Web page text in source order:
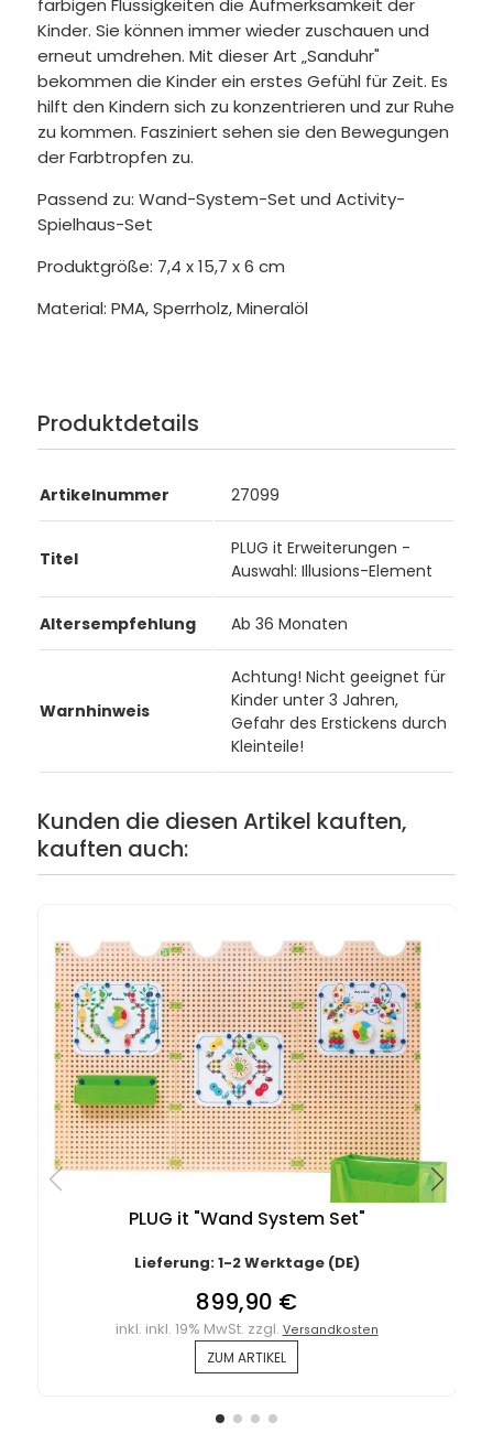
farbigen Flüssigkeiten die Aufmerksamkeit der
Kinder. Sie können immer wieder zuschauen und
erneut umdrehen. Mit dieser Art „Sanduhr"
bekommen die Kinder ein erstes Gefühl für Zeit. Es
hilft den Kindern sich zu konzentrieren und zur Ruhe
zu kommen. Fasziniert sehen sie den Bewegungen
der Farbtropfen zu.
Passend zu: Wand-System-Set und Activity-
Spielhaus-Set
Produktgröße: 7,4 x 15,7 x 6 cm
Material: PMA, Sperrholz, Mineralöl
Produktdetails
Artikelnummer 27099
Titel
PLUG it Erweiterungen -
Auswahl: Illusions-Element
Altersempfehlung Ab 36 Monaten
Warnhinweis
Achtung! Nicht geeignet für
Kinder unter 3 Jahren,
Gefahr des Erstickens durch
Kleinteile!
Kunden die diesen Artikel kauften,
kauften auch:
PLUG it "Wand System Set"
Lieferung: 1-2 Werktage (DE)
899,90 €
inkl. inkl. 19% MwSt. zzgl. Versandkosten
ZUM ARTIKEL